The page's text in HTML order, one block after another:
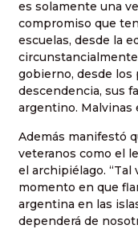
es solamente una
compromiso que
escuelas, desde la
gobierno, desde los
descendencia, sus
argentino. Malvinas
Además manifestó
veteranos como el
el archipiélago.
momento en que
argentina en las
dependerá de